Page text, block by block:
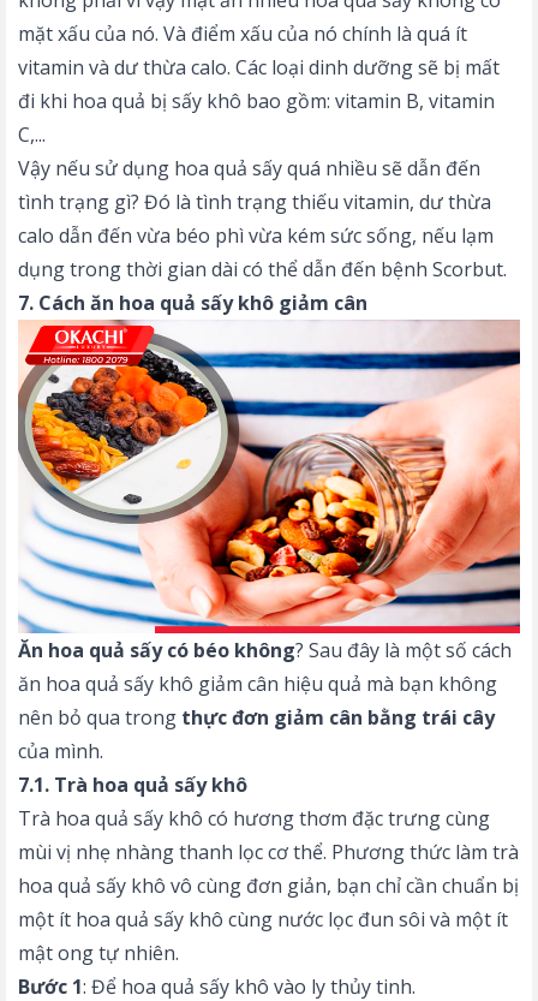
mặt xấu của nó. Và điểm xấu của nó chính là quá ít
vitamin và dư thừa calo. Các loại dinh dưỡng sẽ bị mất
đi khi hoa quả bị sấy khô bao gồm: vitamin B, vitamin
C,...
Vậy nếu sử dụng hoa quả sấy quá nhiều sẽ dẫn đến
tình trạng gì? Đó là tình trạng thiếu vitamin, dư thừa
calo dẫn đến vừa béo phì vừa kém sức sống, nếu lạm
dụng trong thời gian dài có thể dẫn đến bệnh Scorbut.
7. Cách ăn hoa quả sấy khô giảm cân
Ăn hoa quả sấy có béo không? Sau đây là một số cách
ăn hoa quả sấy khô giảm cân hiệu quả mà bạn không
nên bỏ qua trong thực đơn giảm cân bằng trái cây
của mình.
7.1. Trà hoa quả sấy khô
Trà hoa quả sấy khô có hương thơm đặc trưng cùng
mùi vị nhẹ nhàng thanh lọc cơ thể. Phương thức làm trà
hoa quả sấy khô vô cùng đơn giản, bạn chỉ cần chuẩn bị
một ít hoa quả sấy khô cùng nước lọc đun sôi và một ít
mật ong tự nhiên.
Bước 1: Để hoa quả sấy khô vào ly thủy tinh.